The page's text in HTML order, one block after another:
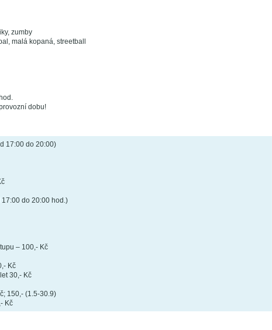
zumby
malá kopaná, streetball
dobu!
17:00 do 20:00)
do 20:00 hod.)
– 100,- Kč
Kč
30,- Kč
150,- (1.5-30.9)
Kč